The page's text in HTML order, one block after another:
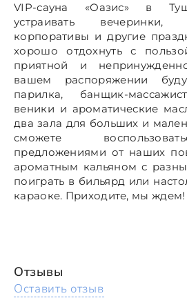
VIP-сауна «Оазис» в
устраивать
корпоративы и другие
хорошо отдохнуть с
приятной и
вашем распоряжении
парилка, банщик-
веники и ароматические
два зала для больших и
сможете
предложениями от наших
ароматным кальяном с
поиграть в бильярд или
караоке. Приходите, мы ждем!
Отзывы
Оставить отзыв